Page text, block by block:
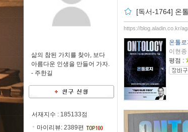
삶의 참된 가치를 찾아, 보다
아름다운 인생을 만들어 가자.
- 주한길
서재지수 : 185133점
마이리뷰: 2389편
[독서-1764] 온
https://blog.aladin.co.kr/
온톨로
이현
평점 :